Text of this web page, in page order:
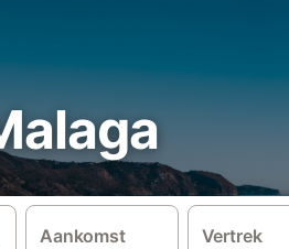
Aankomst Vertrek